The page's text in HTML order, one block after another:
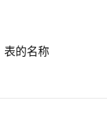
表的名称